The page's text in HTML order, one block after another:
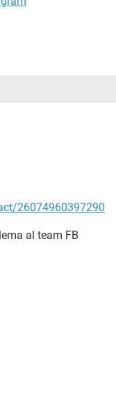
26074960397290
al team FB